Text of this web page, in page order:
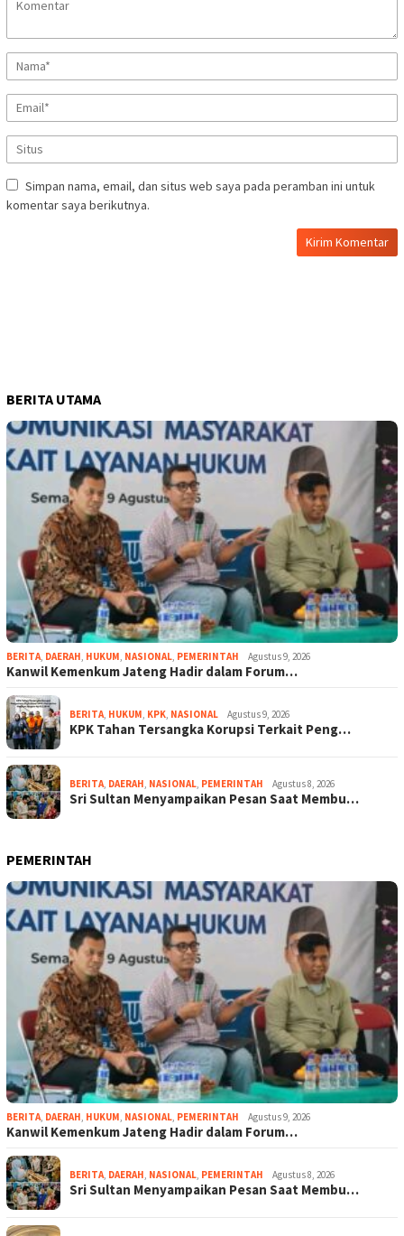
Simpan nama, email, dan situs web saya pada peramban ini untuk
komentar saya berikutnya.
BERITA UTAMA
BERITA, DAERAH, HUKUM, NASIONAL, PEMERINTAH Agustus 9, 2026
Kanwil Kemenkum Jateng Hadir dalam Forum…
BERITA, HUKUM, KPK, NASIONAL Agustus 9, 2026
KPK Tahan Tersangka Korupsi Terkait Peng…
BERITA, DAERAH, NASIONAL, PEMERINTAH Agustus 8, 2026
Sri Sultan Menyampaikan Pesan Saat Membu…
PEMERINTAH
BERITA, DAERAH, HUKUM, NASIONAL, PEMERINTAH Agustus 9, 2026
Kanwil Kemenkum Jateng Hadir dalam Forum…
BERITA, DAERAH, NASIONAL, PEMERINTAH Agustus 8, 2026
Sri Sultan Menyampaikan Pesan Saat Membu…